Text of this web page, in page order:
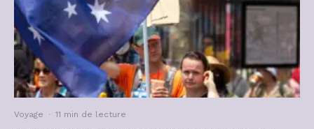
Voyage · 11 min de lecture